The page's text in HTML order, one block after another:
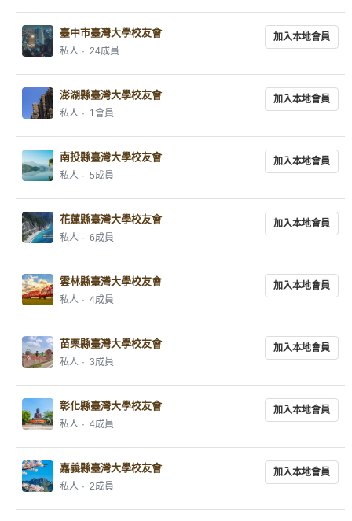
臺中市臺灣大學校友會
私人 24成員
加入本地會員
澎湖縣臺灣大學校友會
私人 1會員
加入本地會員
南投縣臺灣大學校友會
私人 5成員
加入本地會員
花蓮縣臺灣大學校友會
私人 6成員
加入本地會員
雲林縣臺灣大學校友會
私人 4成員
加入本地會員
苗栗縣臺灣大學校友會
私人 3成員
加入本地會員
彰化縣臺灣大學校友會
私人 4成員
加入本地會員
嘉義縣臺灣大學校友會
私人 2成員
加入本地會員